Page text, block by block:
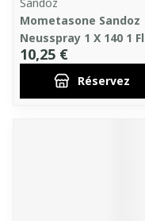
Mometasone Sandoz
Neusspray 1 X 140 1 Fl
10,25 €
Réservez